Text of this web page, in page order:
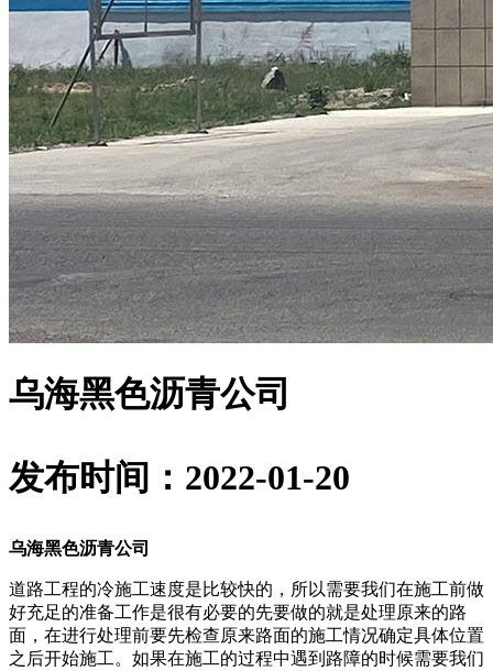
乌海黑色沥青公司
发布时间：2022-01-20
乌海黑色沥青公司
道路工程的冷施工速度是比较快的，所以需要我们在施工前做
好充足的准备工作是很有必要的先要做的就是处理原来的路
面，在进行处理前要先检查原来路面的施工情况确定具体位置
之后开始施工。如果在施工的过程中遇到路障的时候需要我们